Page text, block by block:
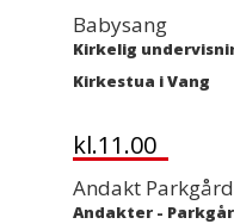
Babysang
Kirkelig
Kirkestua i Vang
kl.11.00
Andakt
Andakter -